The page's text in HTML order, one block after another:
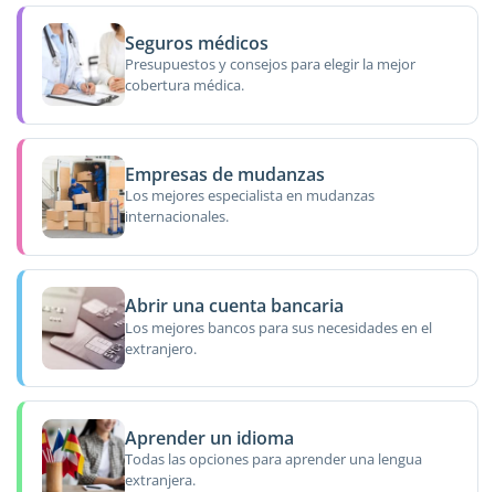
Seguros médicos
Presupuestos y consejos para elegir la mejor
cobertura médica.
Empresas de mudanzas
Los mejores especialista en mudanzas
internacionales.
Abrir una cuenta bancaria
Los mejores bancos para sus necesidades en el
extranjero.
Aprender un idioma
Todas las opciones para aprender una lengua
extranjera.